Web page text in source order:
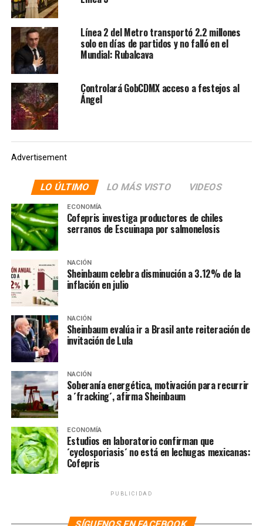
municipios de Ciudad Nezahualcóyotl y La Paz del
Estado de México y en Iztapalapa de la Ciudad de
México.
De las obras, ya están concluidas: la ampliación de la
capacidad de 300 mil a 400 mil metros cúbicos de
retención de la Laguna El Salado; la construcción del
Colector Teotongo para un incremento en 4 mil litros
por segundo de desalojo de agua; el Colector Carmelo
Línea 2 del Metro transportó 2.2 millones
solo en días de partidos y no falló en el
Mundial: Rubalcava
Controlará GobCDMX acceso a festejos al
Ángel
Advertisement
LO ÚLTIMO LO MÁS VISTO VIDEOS
ECONOMÍA
Cofepris investiga productores de chiles
serranos de Escuinapa por salmonelosis
NACIÓN
Sheinbaum celebra disminución a 3.12% de la
inflación en julio
NACIÓN
Sheinbaum evalúa ir a Brasil ante reiteración de
invitación de Lula
NACIÓN
Soberanía energética, motivación para recurrir
a ´fracking´, afirma Sheinbaum
ECONOMÍA
Estudios en laboratorio confirman que
´cyclosporiasis´ no está en lechugas mexicanas:
Cofepris
PUBLICIDAD